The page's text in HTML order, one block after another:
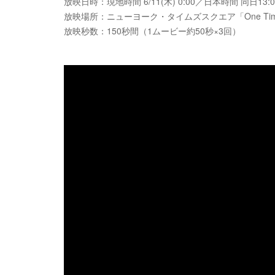
放映場所：ニューヨーク・タイムズスクエア「One
放映秒数：150秒間（1ムービー約50秒×3回）